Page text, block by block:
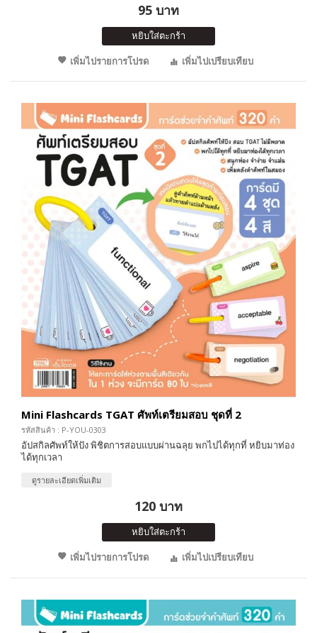
95 บาท
หยิบใส่ตะกร้า
เพิ่มไปรายการโปรด
เพิ่มไปเปรียบเทียบ
Mini Flashcards TGAT ศัพท์เตรียมสอบ ชุดที่ 2
รหัสสินค้า : P-YOU-0303
อัปสกิลศัพท์ให้ปัง พิชิตการสอบแบบผ่านฉลุย พกไปได้ทุกที่ หยิบมาท่อง
ได้ทุกเวลา
ดูรายละเอียดเพิ่มเติม
120 บาท
หยิบใส่ตะกร้า
เพิ่มไปรายการโปรด
เพิ่มไปเปรียบเทียบ